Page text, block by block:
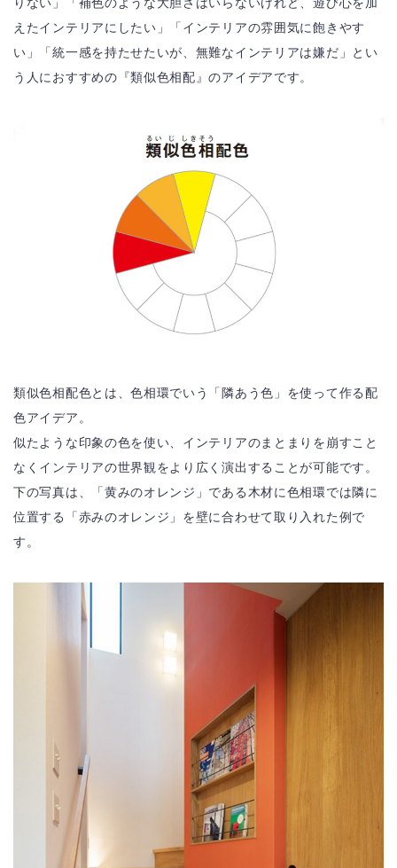
りない」「補色のような大胆さはいらないけれど、遊び心を加
えたインテリアにしたい」「インテリアの雰囲気に飽きやす
い」「統一感を持たせたいが、無難なインテリアは嫌だ」とい
う人におすすめの『類似色相配』のアイデアです。
類似色相配色とは、色相環でいう「隣あう色」を使って作る配
色アイデア。
似たような印象の色を使い、インテリアのまとまりを崩すこと
なくインテリアの世界観をより広く演出することが可能です。
下の写真は、「黄みのオレンジ」である木材に色相環では隣に
位置する「赤みのオレンジ」を壁に合わせて取り入れた例で
す。